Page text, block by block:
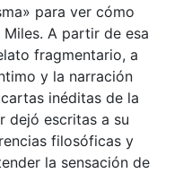
para ver cómo
A partir de esa
fragmentario, a
y la narración
inéditas de la
dejó escritas a su
filosóficas y
la sensación de